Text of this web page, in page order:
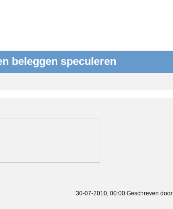
beleggen speculeren
30-07-2010, 00:00 Geschreven door